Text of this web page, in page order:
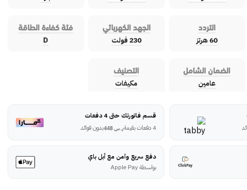
التردد
60 هرتز
الجهد الكهربائي
230 فولت
فئة كفاءة الطاقة
D
الضمان الشامل
عامين
التصنيف
مكيفات
قسم فاتورتك حتى 4 دفعات
4 دفعات بقيمة
ر.س 448 بدون فوائد
دفع سريع وآمن مع أبل باي
بواسطة Apple Pay